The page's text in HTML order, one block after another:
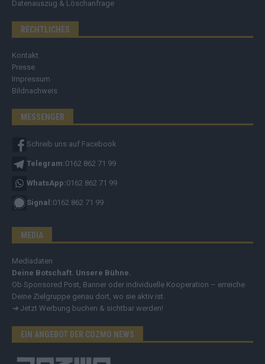
Datenauszug & Löschanfrage
RECHTLICHES
Kontakt
Presse
Impressum
Bildnachweis
MESSENGER
Schreib uns auf Facebook
Telegram:0162 862 71 99
WhatsApp:0162 862 71 99
Signal:0162 862 71 99
MEDIA
Mediadaten
Deine Botschaft. Unsere Bühne.
Ob Sponsored Post, Banner oder individuelle Kooperation – erreiche
Deine Zielgruppe genau dort, wo sie aktiv ist.
➔ Jetzt Werbung buchen & sichtbar werden!
EIN ANGEBOT DER COZMO NEWS